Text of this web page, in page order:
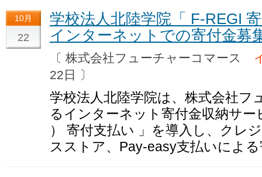
10月
22
学校法人北陸学院「 F-REGI
インターネットでの寄付金募
〔 株式会社フューチャーコマース
22日 〕
学校法人北陸学院は、株式会社フ
るインターネット寄付金収納サ
） 寄付支払い 」を導入し、クレ
スストア、Pay-easy支払いによ